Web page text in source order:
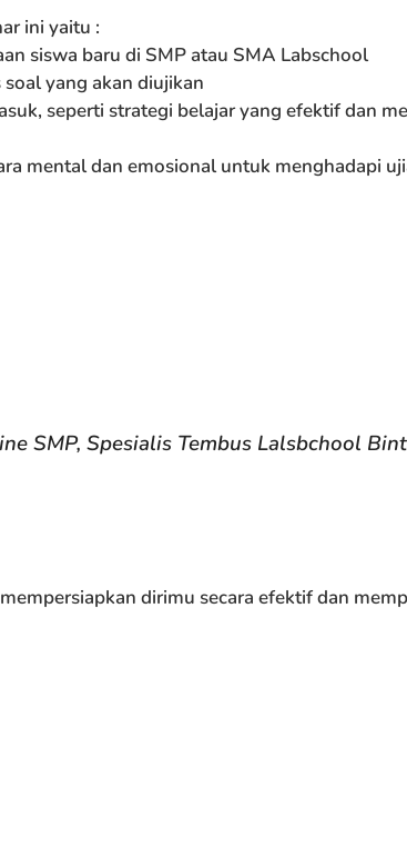
ini yaitu :
siswa baru di SMP atau SMA Labschool
soal yang akan diujikan
seperti strategi belajar yang efektif dan
mental dan emosional untuk menghadapi
SMP, Spesialis Tembus Lalsbchool
dirimu secara efektif dan